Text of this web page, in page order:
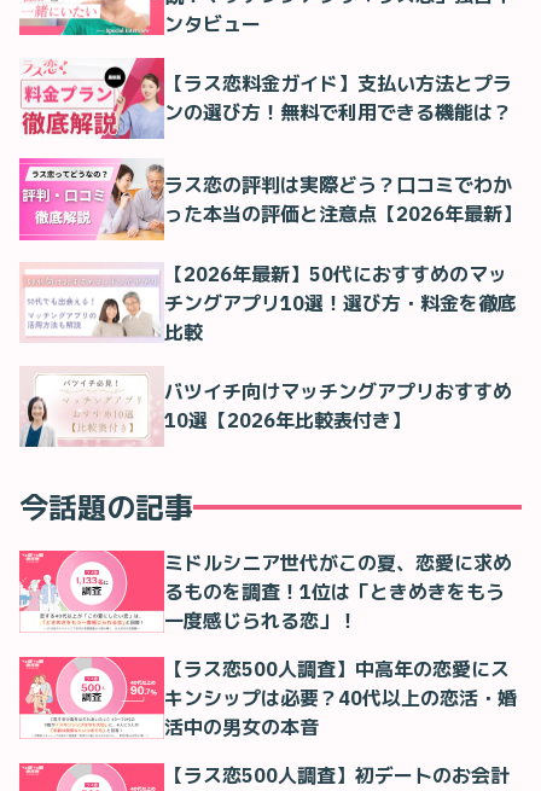
ンタビュー
【ラス恋料金ガイド】支払い方法とプラ
ンの選び方！無料で利用できる機能は？
ラス恋の評判は実際どう？口コミでわか
った本当の評価と注意点【2026年最新】
【2026年最新】50代におすすめのマッ
チングアプリ10選！選び方・料金を徹底
比較
バツイチ向けマッチングアプリおすすめ
10選【2026年比較表付き】
今話題の記事
ミドルシニア世代がこの夏、恋愛に求め
るものを調査！1位は「ときめきをもう
一度感じられる恋」！
【ラス恋500人調査】中高年の恋愛にス
キンシップは必要？40代以上の恋活・婚
活中の男女の本音
【ラス恋500人調査】初デートのお会計